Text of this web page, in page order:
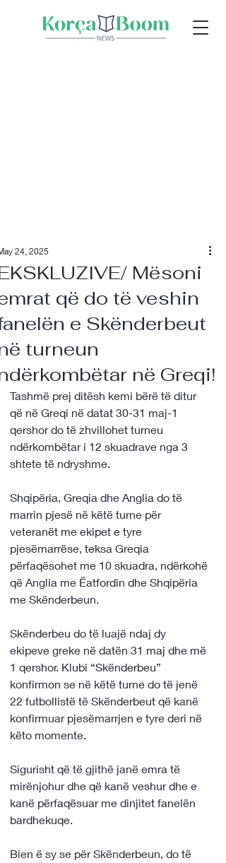
Mësoni
që do të veshin
e Skënderbeut
turneun
në Greqi!
24, 2025
Tashmë prej ditësh kemi bërë të ditur
që në Greqi në datat 30-31 maj-1
qershor do të zhvillohet turneu
ndërkombëtar i 12 skuadrave nga 3
shtete të ndryshme.
Shqipëria, Greqia dhe Anglia do të
marrin pjesë në këtë turne për
veteranët me ekipet e tyre
pjesëmarrëse, teksa Greqia
përfaqësohet me 10 skuadra, ndërkohë
që Anglia me Ëatfordin dhe Shqipëria
me Skënderbeun.
Skënderbeu do të luajë ndaj dy
ekipeve greke në datën 31 maj dhe më
1 qershor. Klubi “Skënderbeu”
konfirmon se në këtë turne do të jenë
22 futbollistë të Skënderbeut që kanë
konfirmuar pjesëmarrjen e tyre deri në
këto momente.
Sigurisht që të gjithë janë emra të
mirënjohur dhe që kanë veshur dhe e
kanë përfaqësuar me dinjitet fanelën
bardhekuqe.
Bien ë sy se për Skënderbeun, do të